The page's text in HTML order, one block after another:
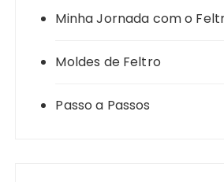
Minha Jornada com o
Moldes de Feltro
Passo a Passos